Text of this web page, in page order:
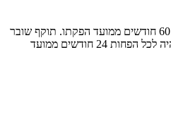
תוקף שובר כספי הינו לכל הפחות 60 חודשים ממועד הפקתו. תוקף שובר
לרכישת מוצר או שירות מסויים יהיה לכל הפחות 24 חודשים ממועד